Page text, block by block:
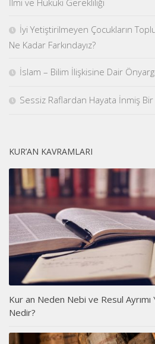
İyi Yetiştirilmeyen Çocukların
Ne Kadar Farkındayız?
İslam – Bilim İlişkisine Dair
Sessiz Raflardan Hayata İnmiş Bir
KUR’AN KAVRAMLARI
Kur an Neden Nebi ve Resul
Nedir?